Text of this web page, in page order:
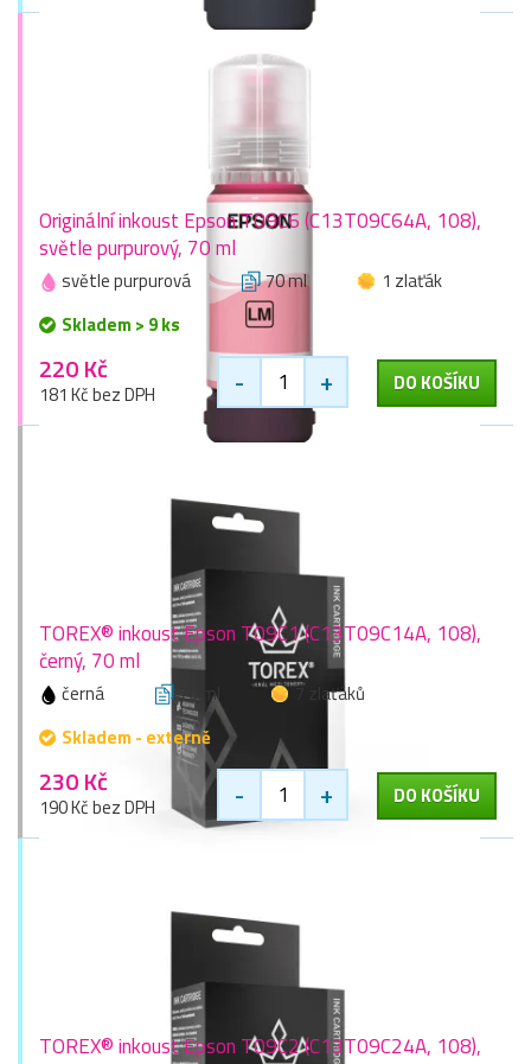
Originální inkoust Epson T09C6 (C13T09C64A, 108),
světle purpurový, 70 ml
světle purpurová 70 ml
1 zlaťák
Skladem > 9 ks
220 Kč
181 Kč bez DPH - + DO KOŠÍKU
TOREX® inkoust Epson T09C1 (C13T09C14A, 108),
černý, 70 ml
černá 70 ml
7 zlaťáků
Skladem - externě
230 Kč
190 Kč bez DPH - + DO KOŠÍKU
TOREX® inkoust Epson T09C2 (C13T09C24A, 108),